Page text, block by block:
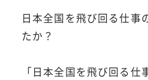
日本全国を飛び回る仕事
たか？
「日本全国を飛び回る仕